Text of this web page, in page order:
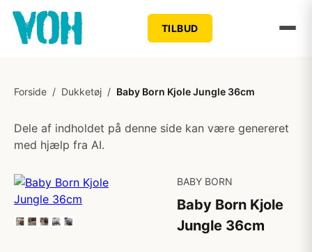
TILBUD
Forside / Dukketøj / Baby Born Kjole Jungle 36cm
Dele af indholdet på denne side kan være genereret
med hjælp fra AI.
BABY BORN
Baby Born Kjole
Jungle 36cm